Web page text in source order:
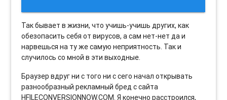
Так бывает в жизни, что учишь-учишь других, как
обезопасить себя от вирусов, а сам нет-нет да и
нарвешься на ту же самую неприятность. Так и
случилось со мной в эти выходные.
Браузер вдруг ни с того ни с сего начал открывать
разнообразный рекламный бред с сайта
HFILECONVERSIONNOW.COM. Я конечно расстроился,